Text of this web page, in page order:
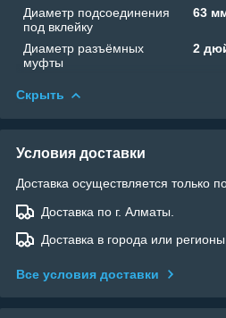
Диаметр подсоединения
под вклейку
63
Диаметр разъёмных
муфты
2
Скрыть
Условия доставки
Доставка осуществляется только
Доставка по г. Алматы.
Доставка в города или
Все условия доставки